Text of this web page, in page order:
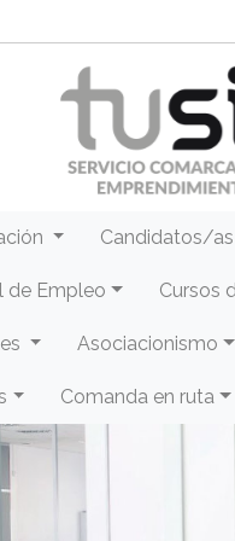
Candidatos/as
de Empleo Cursos
Asociacionismo
Comanda en ruta